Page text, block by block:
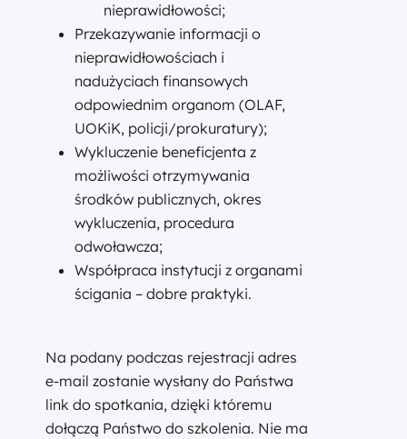
nieprawidłowości;
Przekazywanie informacji o
nieprawidłowościach i
nadużyciach finansowych
odpowiednim organom (OLAF,
UOKiK, policji/prokuratury);
Wykluczenie beneficjenta z
możliwości otrzymywania
środków publicznych, okres
wykluczenia, procedura
odwoławcza;
Współpraca instytucji z organami
ścigania – dobre praktyki.
Na podany podczas rejestracji adres
e-mail zostanie wysłany do Państwa
link do spotkania, dzięki któremu
dołączą Państwo do szkolenia. Nie ma